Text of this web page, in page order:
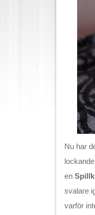
Nu har
en
svalare
varför